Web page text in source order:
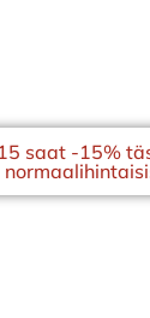
saat -15%